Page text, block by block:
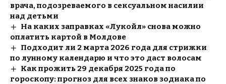
врача, подозреваемого в сексуальном насилии
над детьми
На каких заправках «Лукойл» снова можно
оплатить картой в Молдове
Подходит ли 2 марта 2026 года для стрижки
по лунному календарю и что это даст волосам
Как прожить 29 декабря 2025 года по
гороскопу: прогноз для всех знаков зодиака по